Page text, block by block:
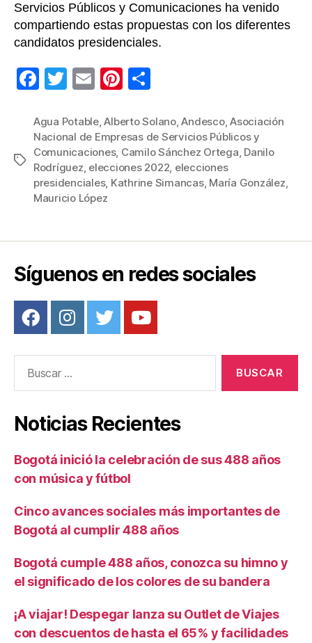
Servicios Públicos y Comunicaciones ha venido
compartiendo estas propuestas con los diferentes
candidatos presidenciales.
F
c
e
b
o
k
T
tt
er
E
ail
Pi
er
e
st
m
p
ar
tir
Etiquetas
Agua Potable,Alberto Solano,Andesco,Asociación
Nacional de Empresas de Servicios Públicos y
Comunicaciones, Camilo Sánchez Ortega, Danilo
Rodríguez, elecciones 2022, elecciones
presidenciales, Kathrine Simancas, María González,
Mauricio López
Síguenos en redes sociales
Noticias Recientes
Bogotá inició la celebración de sus 488 años
con música y fútbol
Cinco avances sociales más importantes de
Bogotá al cumplir 488 años
Bogotá cumple 488 años, conozca su himno y
el significado de los colores de su bandera
¡A viajar! Despegar lanza su Outlet de Viajes
con descuentos de hasta el 65% y facilidades